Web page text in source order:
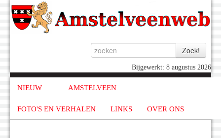
Bijgewerkt: 8 augustus 2026
NIEUW AMSTELVEEN
FOTO'S EN VERHALEN LINKS OVER ONS